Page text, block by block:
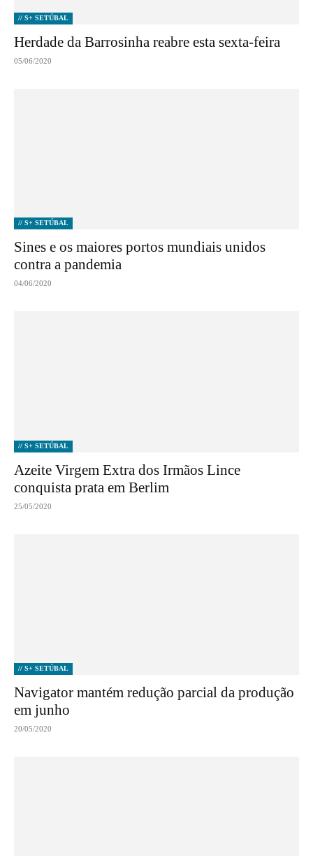
// S+ SETÚBAL
Herdade da Barrosinha reabre esta sexta-feira
05/06/2020
// S+ SETÚBAL
Sines e os maiores portos mundiais unidos
contra a pandemia
04/06/2020
// S+ SETÚBAL
Azeite Virgem Extra dos Irmãos Lince
conquista prata em Berlim
25/05/2020
// S+ SETÚBAL
Navigator mantém redução parcial da produção
em junho
20/05/2020